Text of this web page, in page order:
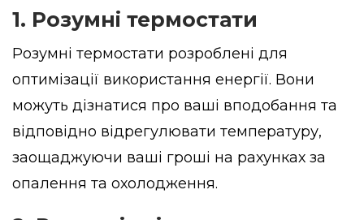
1. Розумні термостати
Розумні термостати розроблені для
оптимізації використання енергії. Вони
можуть дізнатися про ваші вподобання та
відповідно відрегулювати температуру,
заощаджуючи ваші гроші на рахунках за
опалення та охолодження.